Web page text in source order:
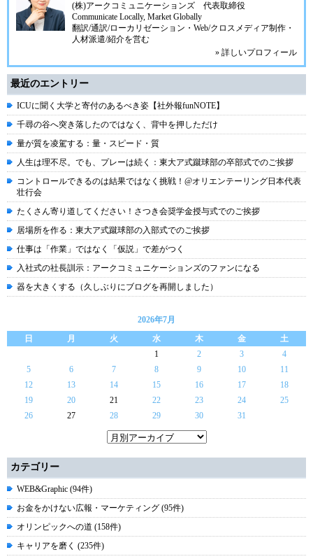
(株)アークコミュニケーションズ 代表取締役
Communicate Locally, Market Globally
翻訳/通訳/ローカリゼーション・Web/クロスメディア制作・
人材派遣/紹介を営む
» 詳しいプロフィール
最近のエントリー
ICUに聞く大学と寄付のあるべき姿【社外報funNOTE】
千尋の谷へ突き落したのではなく、背中を押しただけ
量が質を凌駕する：量・スピード・質
人生は理不尽。でも、プレーは続く：東大ア式蹴球部の卒部式でのご挨拶
コントロールできるのは結果ではなく挑戦！@オリエンテーリング日本代表
壮行会
たくさん寄り道してください！さつき会奨学金授与式でのご挨拶
居場所を作る：東大ア式蹴球部の入部式でのご挨拶
仕事は「作業」ではなく「仮説」で差がつく
入社式の社長訓示：アークコミュニケーションズのファンになる
器を大きくする（久しぶりにブログを再開しました）
2026年7月
日
月 火 水 木 金
土
1
2 3
4
5
6 7 8 9 10
11
12
13 14 15 16 17
18
19
20 21 22 23 24
25
26
27 28 29 30 31
カテゴリー
WEB&Graphic (94件)
お金をかけない広報・マーケティング (95件)
オリンピックへの道 (158件)
キャリアを磨く (235件)